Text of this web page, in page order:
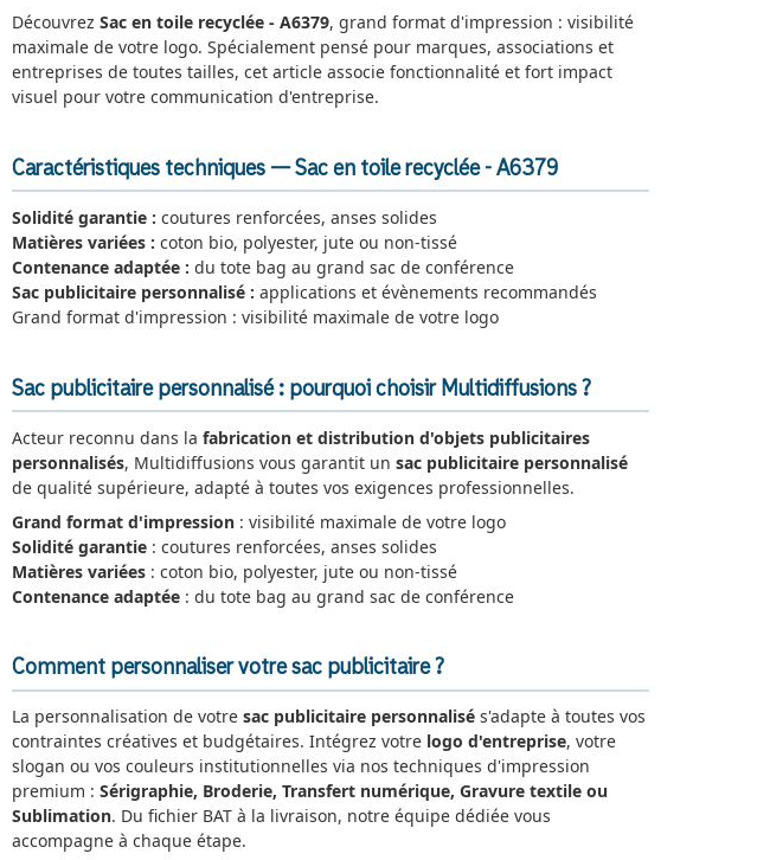
Découvrez Sac en toile recyclée - A6379, grand format d'impression : visibilité
maximale de votre logo. Spécialement pensé pour marques, associations et
entreprises de toutes tailles, cet article associe fonctionnalité et fort impact
visuel pour votre communication d'entreprise.
Caractéristiques techniques — Sac en toile recyclée - A6379
Solidité garantie : coutures renforcées, anses solides
Matières variées : coton bio, polyester, jute ou non-tissé
Contenance adaptée : du tote bag au grand sac de conférence
Sac publicitaire personnalisé : applications et évènements recommandés
Grand format d'impression : visibilité maximale de votre logo
Sac publicitaire personnalisé : pourquoi choisir Multidiffusions ?
Acteur reconnu dans la fabrication et distribution d'objets publicitaires
personnalisés, Multidiffusions vous garantit un sac publicitaire personnalisé
de qualité supérieure, adapté à toutes vos exigences professionnelles.
Grand format d'impression : visibilité maximale de votre logo
Solidité garantie : coutures renforcées, anses solides
Matières variées : coton bio, polyester, jute ou non-tissé
Contenance adaptée : du tote bag au grand sac de conférence
Comment personnaliser votre sac publicitaire ?
La personnalisation de votre sac publicitaire personnalisé s'adapte à toutes vos
contraintes créatives et budgétaires. Intégrez votre logo d'entreprise, votre
slogan ou vos couleurs institutionnelles via nos techniques d'impression
premium : Sérigraphie, Broderie, Transfert numérique, Gravure textile ou
Sublimation. Du fichier BAT à la livraison, notre équipe dédiée vous
accompagne à chaque étape.